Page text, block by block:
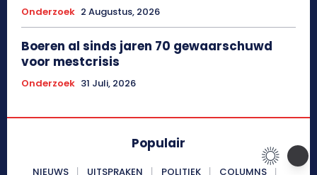
Onderzoek 2 Augustus, 2026
Boeren al sinds jaren 70 gewaarschuwd
voor mestcrisis
Onderzoek 31 Juli, 2026
Populair
NIEUWS UITSPRAKEN POLITIEK COLUMNS